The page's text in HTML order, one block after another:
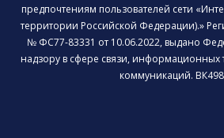
предпочтениям пользователей сети
территории Российской Федерации).»
№ ФС77-83331 от 10.06.2022, выдано
надзору в сфере связи, информационных
коммуникаций.